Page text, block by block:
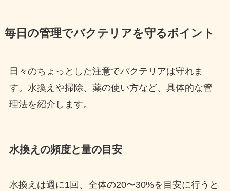
毎日の管理でバクテリアを守るポイント
日々のちょっとした注意でバクテリアは守れま
す。水換えや掃除、薬の使い方など、具体的な管
理法を紹介します。
水換えの頻度と量の目安
水換えは週に1回、全体の20〜30%を目安に行うと